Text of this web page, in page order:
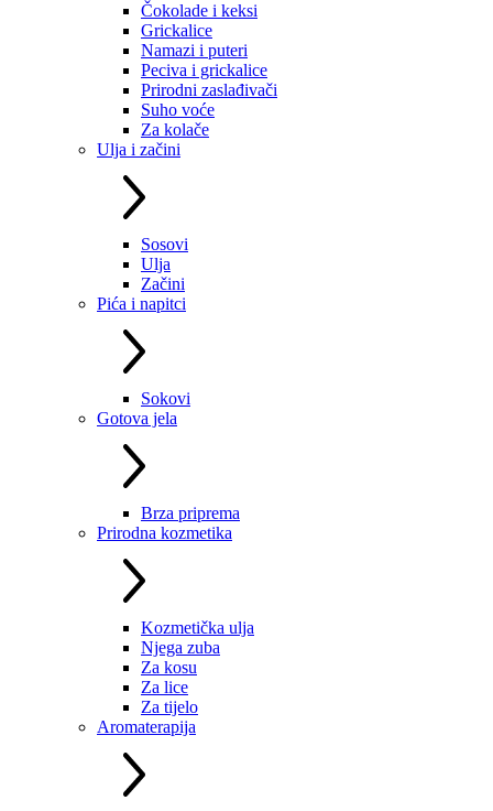
Čokolade i keksi
Grickalice
Namazi i puteri
Peciva i grickalice
Prirodni zaslađivači
Suho voće
Za kolače
Ulja i začini
Sosovi
Ulja
Začini
Pića i napitci
Sokovi
Gotova jela
Brza priprema
Prirodna kozmetika
Kozmetička ulja
Njega zuba
Za kosu
Za lice
Za tijelo
Aromaterapija